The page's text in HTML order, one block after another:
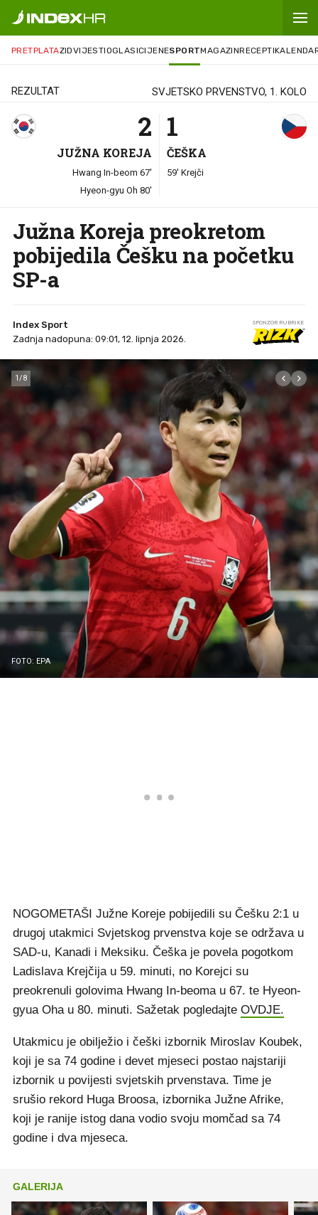
PRETPLATAZIDVIJESTIOGLASICIJENESPORTMAGAZINRECEPTI
REZULTAT SVJETSKO PRVENSTVO, 1. KOLO
2 1
JUŽNA KOREJA ČEŠKA
Hwang In-beom 67'
Hyeon-gyu Oh 80'
59' Krejči
Južna Koreja preokretom
pobijedila Češku na početku
SP-a
Index Sport
Zadnja nadopuna: 09:01, 12. lipnja 2026.
SPONZOR RUBRIKE
1/8
FOTO: EPA
NOGOMETAŠI Južne Koreje pobijedili su Češku 2:1 u
drugoj utakmici Svjetskog prvenstva koje se održava u
SAD-u, Kanadi i Meksiku. Češka je povela pogotkom
Ladislava Krejčija u 59. minuti, no Korejci su
preokrenuli golovima Hwang In-beoma u 67. te Hyeon-
gyua Oha u 80. minuti. Sažetak pogledajte OVDJE.
Utakmicu je obilježio i češki izbornik Miroslav Koubek,
koji je sa 74 godine i devet mjeseci postao najstariji
izbornik u povijesti svjetskih prvenstava. Time je
srušio rekord Huga Broosa, izbornika Južne Afrike,
koji je ranije istog dana vodio svoju momčad sa 74
godine i dva mjeseca.
GALERIJA